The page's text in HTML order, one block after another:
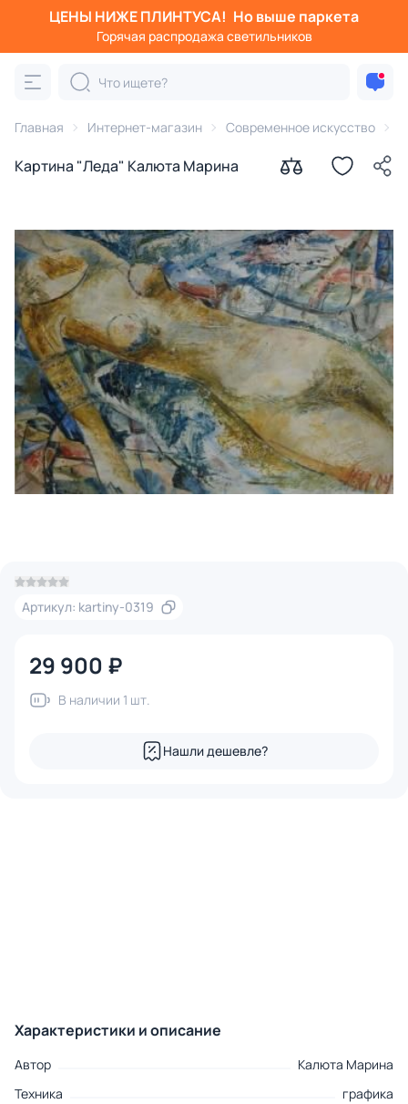
ЦЕНЫ НИЖЕ ПЛИНТУСА! Но выше паркета
Горячая распродажа светильников
Главная Интернет-магазин Современное искусство
Картина "Леда" Калюта Марина
Артикул: kartiny-0319
29 900 ₽
В наличии 1 шт.
Нашли дешевле?
Характеристики и описание
Автор
Калюта Марина
Техника
графика